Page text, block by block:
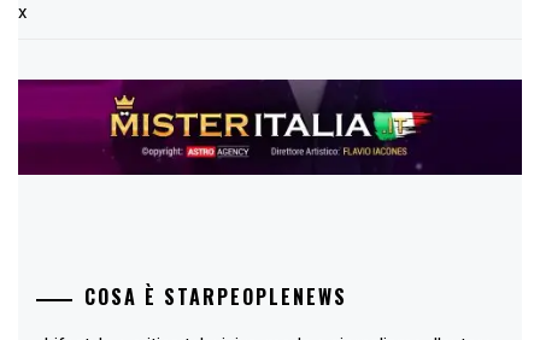
x
COSA È STARPEOPLENEWS